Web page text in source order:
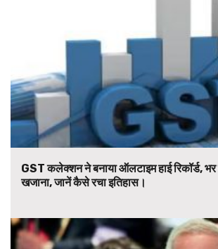
GST कलेक्शन ने बनाया ऑलटाइम हाई रिकॉर्ड,
खजाना, जानें कैसे रचा इतिहास।